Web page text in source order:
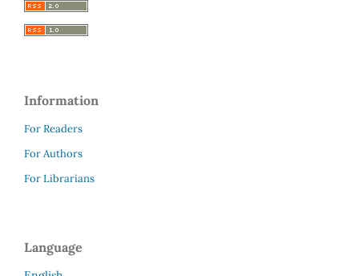
Information
For Readers
For Authors
For Librarians
Language